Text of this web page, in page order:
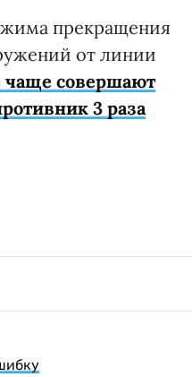
прекращения
от линии
чаще совершают
3 раза